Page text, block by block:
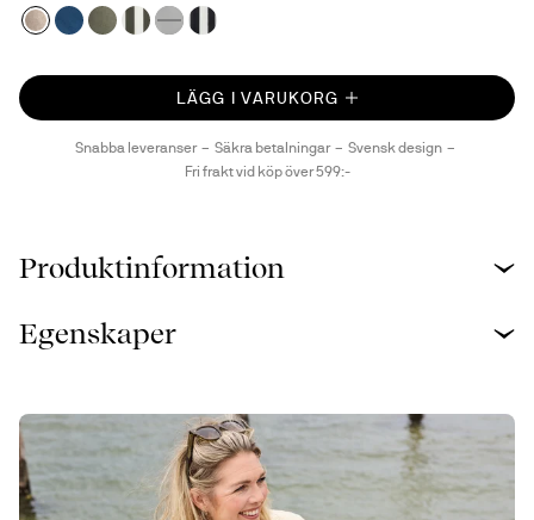
LÄGG I VARUKORG
Snabba leveranser Säkra betalningar
Svensk design
Fri frakt vid köp över 599:-
Produktinformation
Egenskaper